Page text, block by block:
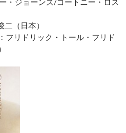
二（日本）
フリドリック・トール・フリド